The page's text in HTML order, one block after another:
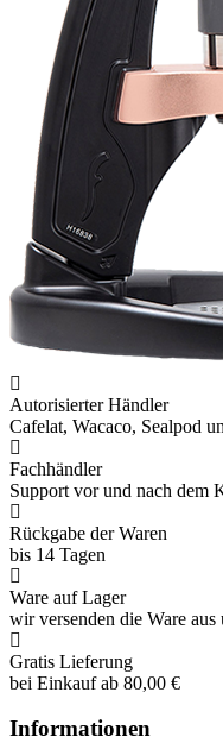
Autorisierter Händler
Cafelat, Wacaco, Sealpod
Fachhändler
Support vor und nach dem
Rückgabe der Waren
bis 14 Tagen
Ware auf Lager
wir versenden die Ware aus
Gratis Lieferung
bei Einkauf ab 80,00 €
Informationen